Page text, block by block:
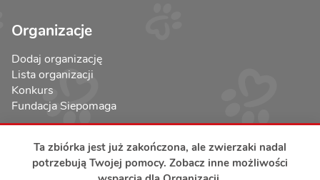
Ta zbiórka jest już zakończona, ale zwierzaki nadal
potrzebują Twojej pomocy. Zobacz inne możliwości
Organizacje
Dodaj organizację
Lista organizacji
Konkurs
Fundacja Siepomaga